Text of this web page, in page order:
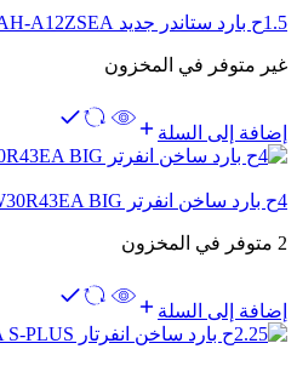
1.5ح بارد ستاندر جديد AH-A12ZSEA
غير متوفر في المخزون
إضافة إلى السلة
4ح بارد ساخن انفرتر S4-W30R43EA BIG
2 متوفر في المخزون
إضافة إلى السلة